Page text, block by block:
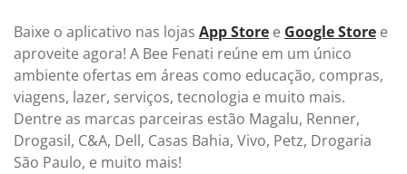
Baixe o aplicativo nas lojas App Store e Google Store e
aproveite agora! A Bee Fenati reúne em um único
ambiente ofertas em áreas como educação, compras,
viagens, lazer, serviços, tecnologia e muito mais.
Dentre as marcas parceiras estão Magalu, Renner,
Drogasil, C&A, Dell, Casas Bahia, Vivo, Petz, Drogaria
São Paulo, e muito mais!